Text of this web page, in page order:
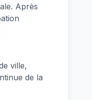
Après
ville,
de la